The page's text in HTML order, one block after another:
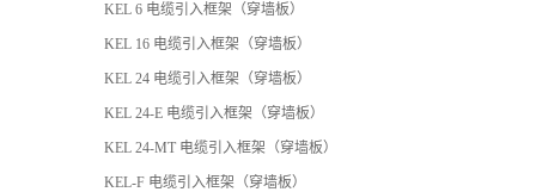
KEL 6 电缆引入框架（穿墙板）
KEL 16 电缆引入框架（穿墙板）
KEL 24 电缆引入框架（穿墙板）
KEL 24-E 电缆引入框架（穿墙板）
KEL 24-MT 电缆引入框架（穿墙板）
KEL-F 电缆引入框架（穿墙板）